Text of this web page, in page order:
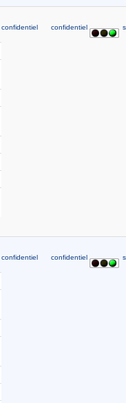
confidentiel confidentiel
confidentiel confidentiel